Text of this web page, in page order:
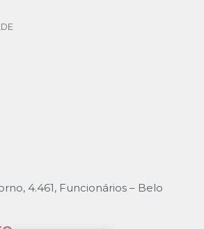
4.461, Funcionários – Belo